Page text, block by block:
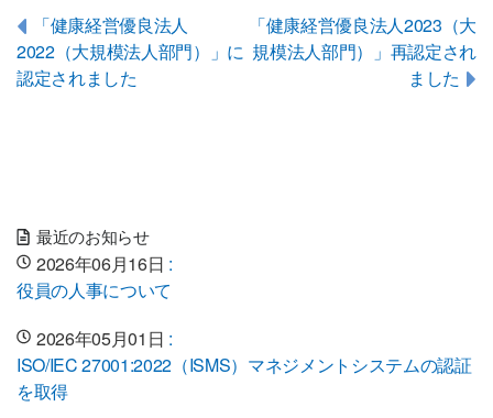
最近のお知らせ
2026年06月16日 :
役員の人事について
2026年05月01日 :
ISO/IEC 27001:2022（ISMS）マネジメントシステムの認証
を取得
「健康経営優良法人
2022（大規模法人部門）」に
認定されました
「健康経営優良法人2023（大
規模法人部門）」再認定され
ました